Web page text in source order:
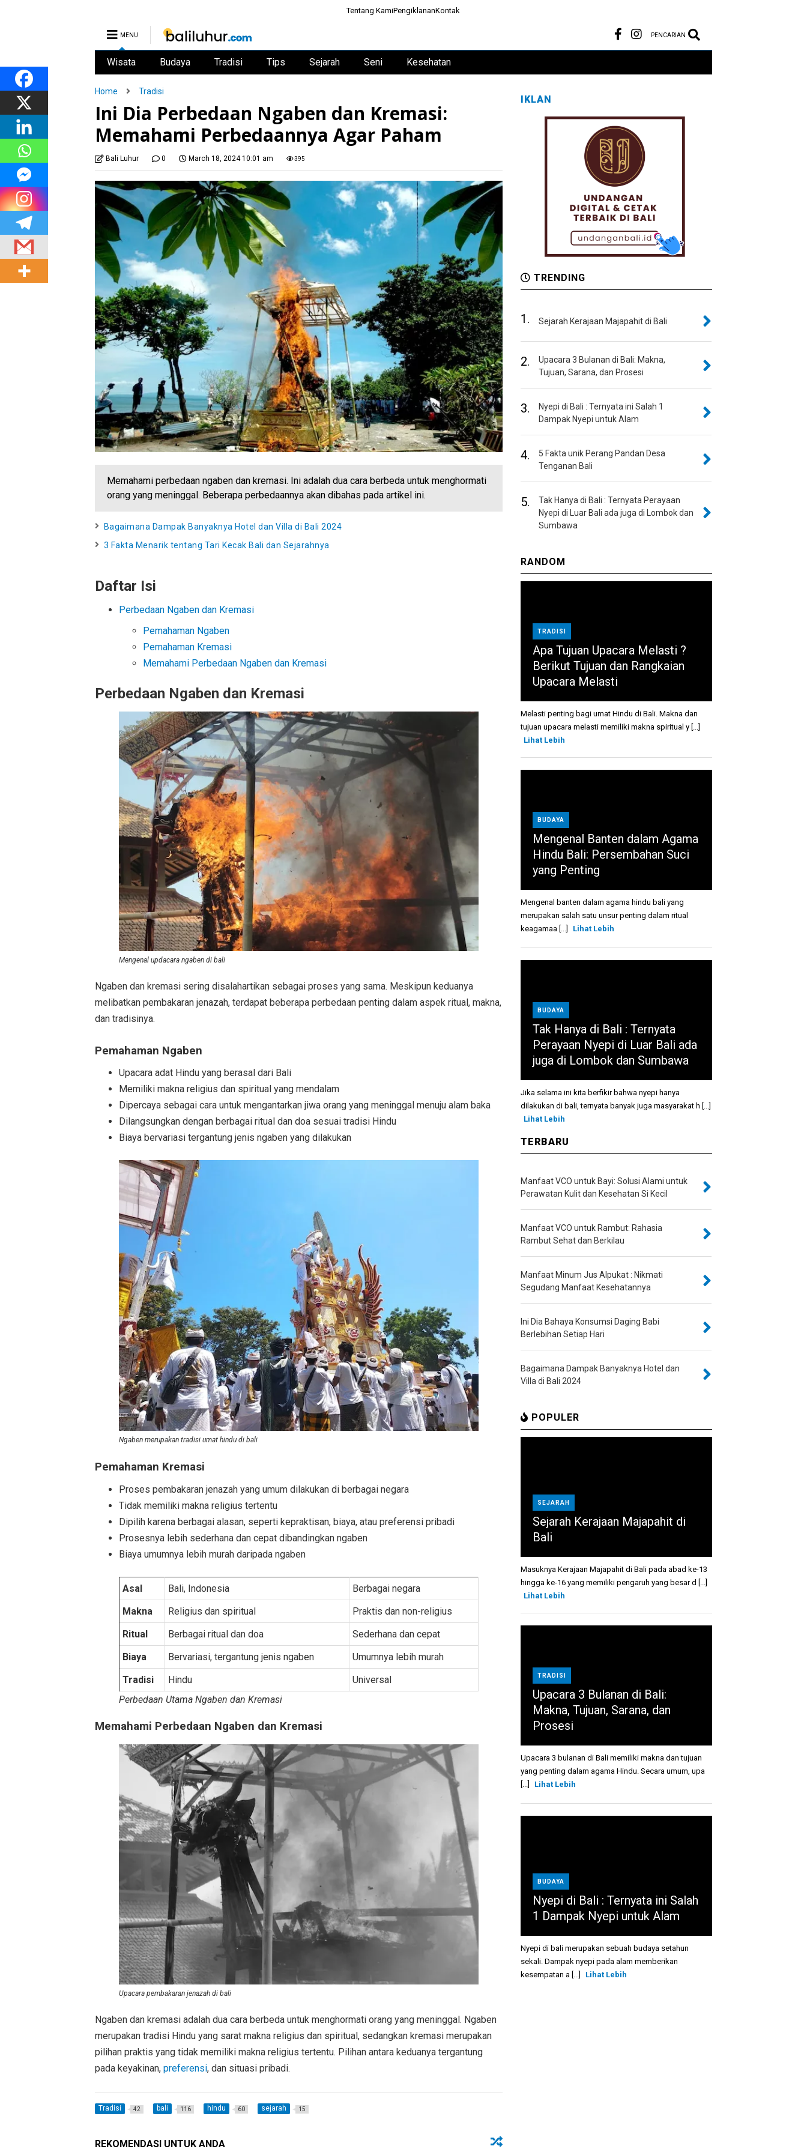
Tentang KamiPengiklananKontak
MENU PENCARIAN
Wisata Budaya Tradisi Tips Sejarah Seni Kesehatan
Home Tradisi
Ini Dia Perbedaan Ngaben dan Kremasi:
Memahami Perbedaannya Agar Paham
Bali Luhur 0 March 18, 2024 10:01 am 395
Memahami perbedaan ngaben dan kremasi. Ini adalah dua cara berbeda untuk menghormati
orang yang meninggal. Beberapa perbedaannya akan dibahas pada artikel ini.
Bagaimana Dampak Banyaknya Hotel dan Villa di Bali 2024
3 Fakta Menarik tentang Tari Kecak Bali dan Sejarahnya
Daftar Isi
Perbedaan Ngaben dan Kremasi
Pemahaman Ngaben
Pemahaman Kremasi
Memahami Perbedaan Ngaben dan Kremasi
Perbedaan Ngaben dan Kremasi
Mengenal updacara ngaben di bali
Ngaben dan kremasi sering disalahartikan sebagai proses yang sama. Meskipun keduanya
melibatkan pembakaran jenazah, terdapat beberapa perbedaan penting dalam aspek ritual, makna,
dan tradisinya.
Pemahaman Ngaben
Upacara adat Hindu yang berasal dari Bali
Memiliki makna religius dan spiritual yang mendalam
Dipercaya sebagai cara untuk mengantarkan jiwa orang yang meninggal menuju alam baka
Dilangsungkan dengan berbagai ritual dan doa sesuai tradisi Hindu
Biaya bervariasi tergantung jenis ngaben yang dilakukan
Ngaben merupakan tradisi umat hindu di bali
Pemahaman Kremasi
Proses pembakaran jenazah yang umum dilakukan di berbagai negara
Tidak memiliki makna religius tertentu
Dipilih karena berbagai alasan, seperti kepraktisan, biaya, atau preferensi pribadi
Prosesnya lebih sederhana dan cepat dibandingkan ngaben
Biaya umumnya lebih murah daripada ngaben
Asal Bali, Indonesia
Berbagai negara
Makna
Religius dan spiritual
Praktis dan non-religius
Ritual
Berbagai ritual dan doa
Sederhana dan cepat
Biaya
Bervariasi, tergantung jenis ngaben
Umumnya lebih murah
Tradisi
Hindu
Universal
Perbedaan Utama Ngaben dan Kremasi
Memahami Perbedaan Ngaben dan Kremasi
Upacara pembakaran jenazah di bali
Ngaben dan kremasi adalah dua cara berbeda untuk menghormati orang yang meninggal. Ngaben
merupakan tradisi Hindu yang sarat makna religius dan spiritual, sedangkan kremasi merupakan
pilihan praktis yang tidak memiliki makna religius tertentu. Pilihan antara keduanya tergantung
pada keyakinan, preferensi, dan situasi pribadi.
Tradisi 42 bali 116 hindu 60 sejarah 15
REKOMENDASI UNTUK ANDA
IKLAN
TRENDING
1. Sejarah Kerajaan Majapahit di Bali
2.
Upacara 3 Bulanan di Bali: Makna,
Tujuan, Sarana, dan Prosesi
3.
Nyepi di Bali : Ternyata ini Salah 1
Dampak Nyepi untuk Alam
4.
5 Fakta unik Perang Pandan Desa
Tenganan Bali
5.
Tak Hanya di Bali : Ternyata Perayaan
Nyepi di Luar Bali ada juga di Lombok dan
Sumbawa
RANDOM
TRADISI
Apa Tujuan Upacara Melasti ?
Berikut Tujuan dan Rangkaian
Upacara Melasti
Melasti penting bagi umat Hindu di Bali. Makna dan
tujuan upacara melasti memiliki makna spiritual y [...]
Lihat Lebih
BUDAYA
Mengenal Banten dalam Agama
Hindu Bali: Persembahan Suci
yang Penting
Mengenal banten dalam agama hindu bali yang
merupakan salah satu unsur penting dalam ritual
keagamaa [...]
Lihat Lebih
BUDAYA
Tak Hanya di Bali : Ternyata
Perayaan Nyepi di Luar Bali ada
juga di Lombok dan Sumbawa
Jika selama ini kita berfikir bahwa nyepi hanya
dilakukan di bali, ternyata banyak juga masyarakat h [...]
Lihat Lebih
TERBARU
Manfaat VCO untuk Bayi: Solusi Alami untuk
Perawatan Kulit dan Kesehatan Si Kecil
Manfaat VCO untuk Rambut: Rahasia
Rambut Sehat dan Berkilau
Manfaat Minum Jus Alpukat : Nikmati
Segudang Manfaat Kesehatannya
Ini Dia Bahaya Konsumsi Daging Babi
Berlebihan Setiap Hari
Bagaimana Dampak Banyaknya Hotel dan
Villa di Bali 2024
POPULER
SEJARAH
Sejarah Kerajaan Majapahit di
Bali
Masuknya Kerajaan Majapahit di Bali pada abad ke-13
hingga ke-16 yang memiliki pengaruh yang besar d [...]
Lihat Lebih
TRADISI
Upacara 3 Bulanan di Bali:
Makna, Tujuan, Sarana, dan
Prosesi
Upacara 3 bulanan di Bali memiliki makna dan tujuan
yang penting dalam agama Hindu. Secara umum, upa
Lihat Lebih
BUDAYA
Nyepi di Bali : Ternyata ini Salah
1 Dampak Nyepi untuk Alam
Nyepi di bali merupakan sebuah budaya setahun
sekali. Dampak nyepi pada alam memberikan
kesempatan a [...]
Lihat Lebih